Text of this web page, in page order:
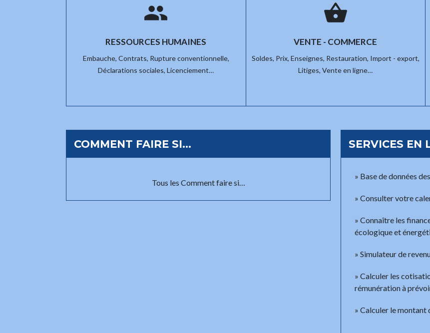
people
RESSOURCES HUMAINES
Embauche, Contrats, Rupture conventionnelle,
Déclarations sociales,Licenciement…
shopping_basket
VENTE - COMMERCE
Soldes, Prix, Enseignes, Restauration, Import - export,
Litiges,Vente en ligne…
COMMENT FAIRE SI…
Tous les Comment faire si…
SERVICES EN
Base de données
Consulter votre
Connaître les
écologique et
Simulateur de
Calculer les
rémunération à
Calculer le montant